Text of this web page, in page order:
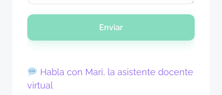
Enviar
Habla con Mari, la asistente docente
virtual